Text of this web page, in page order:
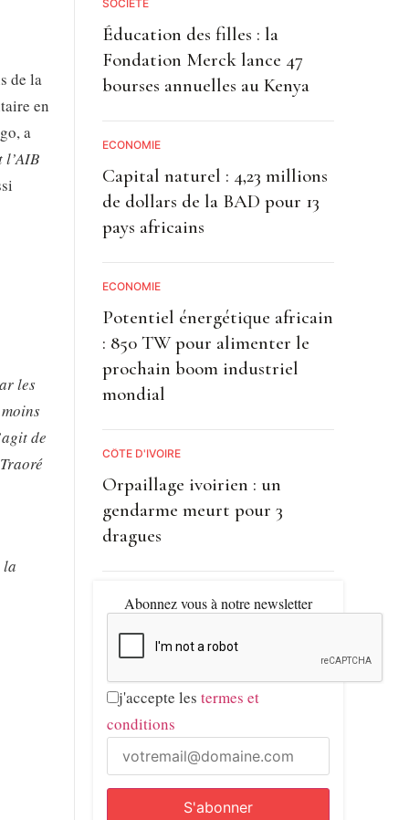
de la
en
a
l’AIB
les
de
la
SOCIETE
Éducation des filles : la
Fondation Merck lance 47
bourses annuelles au Kenya
ECONOMIE
Capital naturel : 4,23 millions
de dollars de la BAD pour 13
pays africains
ECONOMIE
Potentiel énergétique africain
: 850 TW pour alimenter le
prochain boom industriel
mondial
CÔTE D'IVOIRE
Orpaillage ivoirien : un
gendarme meurt pour 3
dragues
Abonnez vous à notre newsletter
j'accepte les termes et
conditions